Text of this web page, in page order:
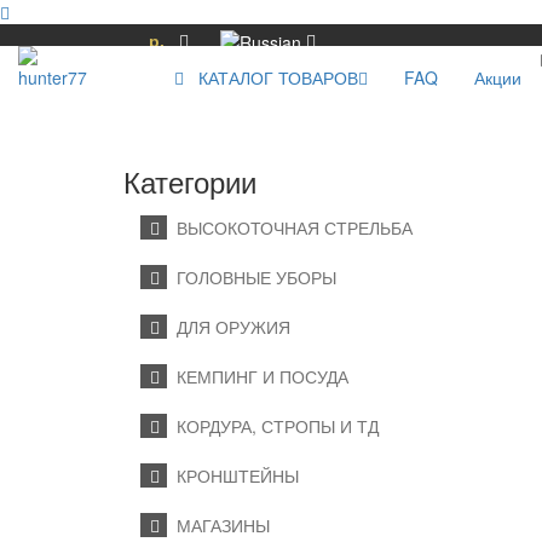
р.
КАТАЛОГ ТОВАРОВ
FAQ Акции
Категории
ВЫСОКОТОЧНАЯ СТРЕЛЬБА
ГОЛОВНЫЕ УБОРЫ
ДЛЯ ОРУЖИЯ
КЕМПИНГ И ПОСУДА
КОРДУРА, СТРОПЫ И ТД
КРОНШТЕЙНЫ
МАГАЗИНЫ